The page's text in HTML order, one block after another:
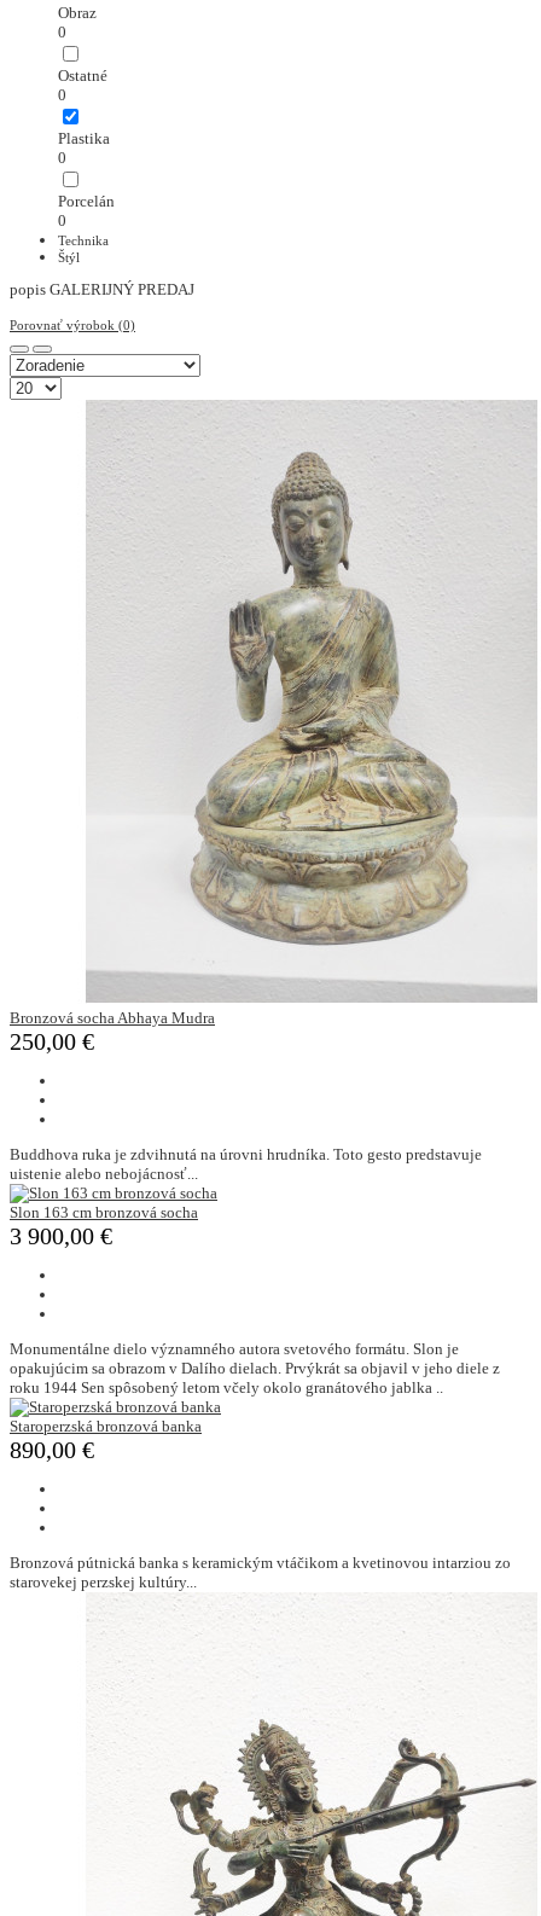
Obraz
0
Ostatné
0
Plastika
0
Porcelán
0
Technika
Štýl
popis GALERIJNÝ PREDAJ
Porovnať výrobok (0)
Bronzová socha Abhaya Mudra
250,00 €
Buddhova ruka je zdvihnutá na úrovni hrudníka. Toto gesto predstavuje
uistenie alebo nebojácnosť...
Slon 163 cm bronzová socha
3 900,00 €
Monumentálne dielo významného autora svetového formátu. Slon je
opakujúcim sa obrazom v Dalího dielach. Prvýkrát sa objavil v jeho diele z
roku 1944 Sen spôsobený letom včely okolo granátového jablka ..
Staroperzská bronzová banka
890,00 €
Bronzová pútnická banka s keramickým vtáčikom a kvetinovou intarziou zo
starovekej perzskej kultúry...